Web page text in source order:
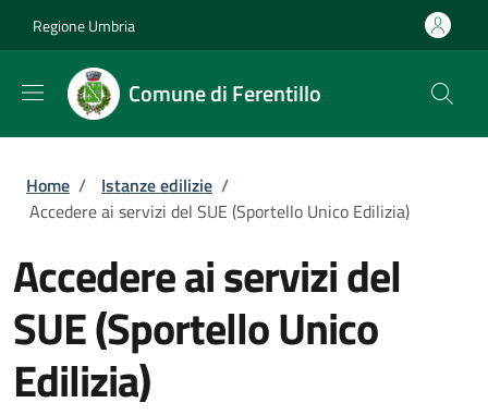
Regione Umbria
Comune di Ferentillo
Briciole di pane
Home / Istanze edilizie /
Accedere ai servizi del SUE (Sportello Unico Edilizia)
Accedere ai servizi del
SUE (Sportello Unico
Edilizia)